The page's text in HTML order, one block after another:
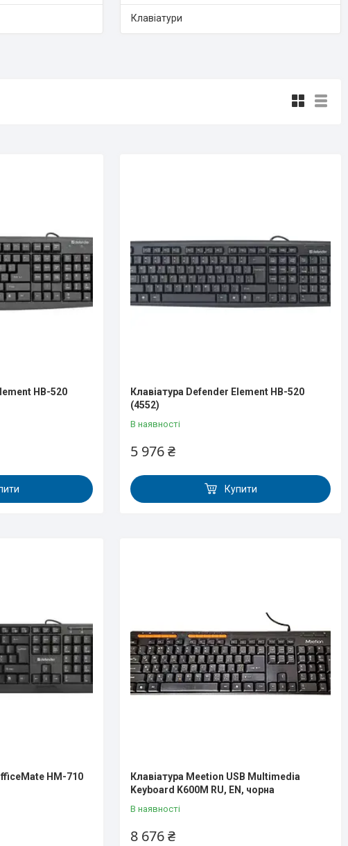
Клавіатури
HB-520
Клавіатура Defender Element HB-520
(4552)
В наявності
5 976 ₴
Купити
HM-710
Клавіатура Meetion USB Multimedia
Keyboard K600M RU, EN, чорна
В наявності
8 676 ₴